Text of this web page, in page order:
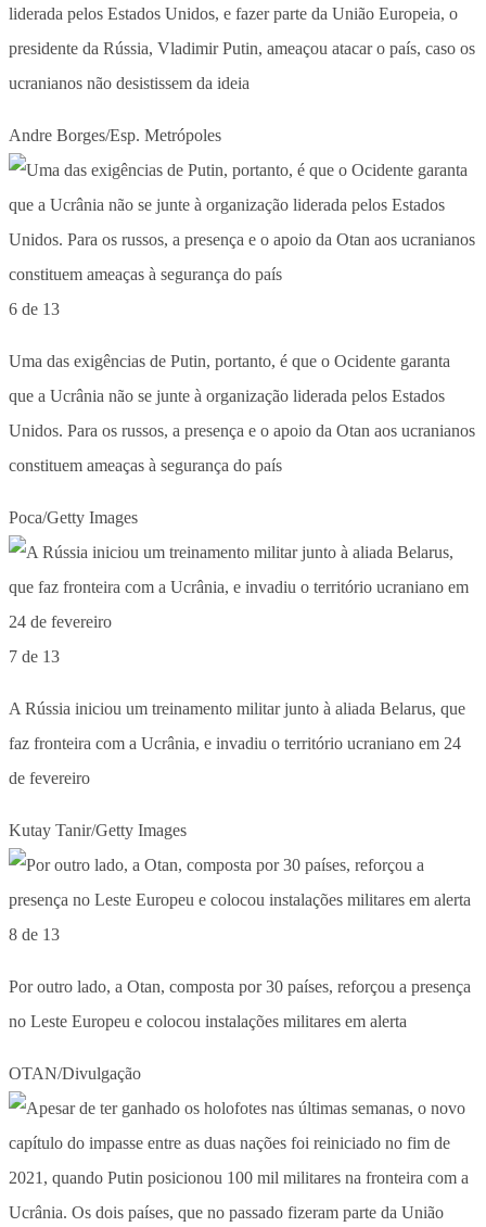
liderada pelos Estados Unidos, e fazer parte da União Europeia, o
presidente da Rússia, Vladimir Putin, ameaçou atacar o país, caso os
ucranianos não desistissem da ideia
Andre Borges/Esp. Metrópoles
6 de 13
Uma das exigências de Putin, portanto, é que o Ocidente garanta
que a Ucrânia não se junte à organização liderada pelos Estados
Unidos. Para os russos, a presença e o apoio da Otan aos ucranianos
constituem ameaças à segurança do país
Poca/Getty Images
7 de 13
A Rússia iniciou um treinamento militar junto à aliada Belarus, que
faz fronteira com a Ucrânia, e invadiu o território ucraniano em 24
de fevereiro
Kutay Tanir/Getty Images
8 de 13
Por outro lado, a Otan, composta por 30 países, reforçou a presença
no Leste Europeu e colocou instalações militares em alerta
OTAN/Divulgação